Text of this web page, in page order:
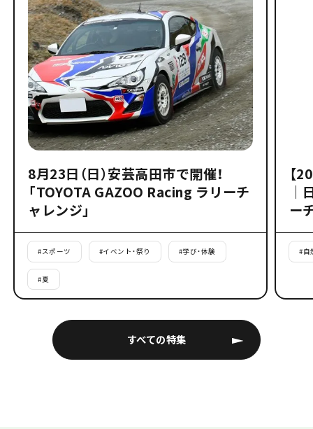
すべての特集
8月23日（日）安芸高田市で開催！
「TOYOTA GAZOO Racing ラリーチ
ャレンジ」
#スポーツ #イベント・祭り #学び・体験
#夏
【
｜
ー
#自